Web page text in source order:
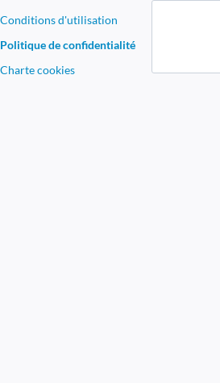
Conditions d'utilisation
Politique de confidentialité
Charte cookies